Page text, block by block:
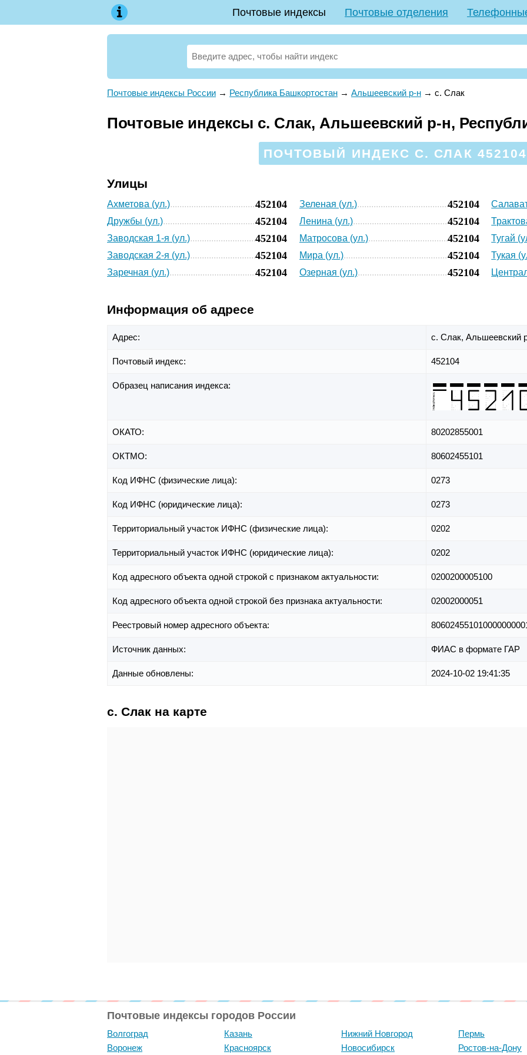
Почтовые индексы Почтовые отделения
Почтовые индексы России → Республика Башкортостан → Альшеевский р-н → с. Слак
Почтовые индексы с. Слак, Альшеевский р-н,
ПОЧТОВЫЙ ИНДЕКС С. СЛАК 452104
Улицы
Ахметова (ул.) 452104
Дружбы (ул.) 452104
Заводская 1-я (ул.) 452104
Заводская 2-я (ул.) 452104
Заречная (ул.) 452104
Зеленая (ул.) 452104
Ленина (ул.) 452104
Матросова (ул.) 452104
Мира (ул.) 452104
Озерная (ул.) 452104
Тугай
Тукая
Информация об адресе
Адрес: с. Слак, Альшеевский
Почтовый индекс: 452104
Образец написания индекса:
ОКАТО: 80202855001
ОКТМО: 80602455101
Код ИФНС (физические лица): 0273
Код ИФНС (юридические лица): 0273
Территориальный участок ИФНС (физические лица): 0202
Территориальный участок ИФНС (юридические лица): 0202
Код адресного объекта одной строкой с признаком актуальности: 0200200005100
Код адресного объекта одной строкой без признака актуальности: 02002000051
Реестровый номер адресного объекта:
Источник данных: ФИАС в формате ГАР
Данные обновлены: 2024-10-02 19:41:35
с. Слак на карте
Почтовые индексы городов России
Волгоград
Воронеж
Казань
Красноярск
Нижний Новгород
Новосибирск
Пермь
Ростов-на-Дону